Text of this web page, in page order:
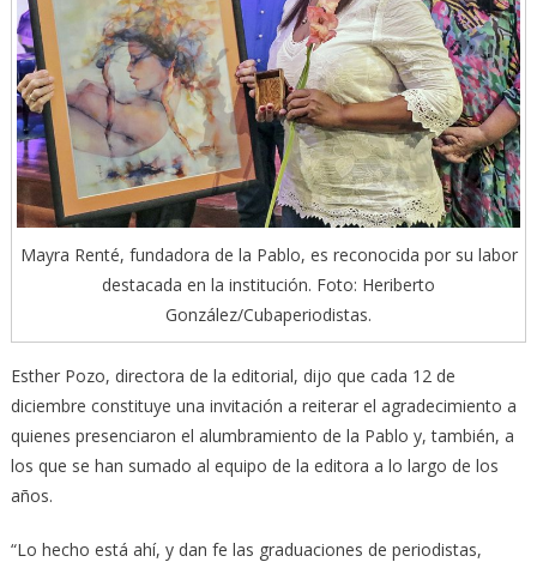
Mayra Renté, fundadora de la Pablo, es reconocida por su labor
destacada en la institución. Foto: Heriberto
González/Cubaperiodistas.
Esther Pozo, directora de la editorial, dijo que cada 12 de
diciembre constituye una invitación a reiterar el agradecimiento a
quienes presenciaron el alumbramiento de la Pablo y, también, a
los que se han sumado al equipo de la editora a lo largo de los
años.
“Lo hecho está ahí, y dan fe las graduaciones de periodistas,